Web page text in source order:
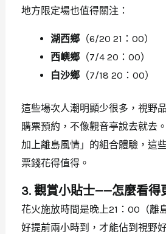
地方限定場也值得關注：
湖西鄉（6/20 21：00）
西嶼鄉（7/4 20：00）
白沙鄉（7/18 20：00）
這些場次人潮明顯少很多，視野
購票預約，不像觀音亭說去就去
加上離島風情」的組合體驗，這
票錢花得值得。
3. 觀賞小貼士——怎麼看得
花火施放時間是晚上21：00（離
好提前兩小時到，才能佔到視野